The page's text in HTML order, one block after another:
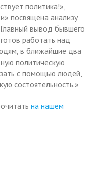
политика!»,
посвящена анализу
вывод бывшего
работать над
в ближайшие два
политическую
с помощью людей,
состоятельность.»
на нашем